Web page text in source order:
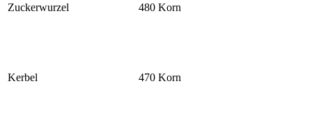
Zuckerwurzel 480 Korn
Kerbel 470 Korn